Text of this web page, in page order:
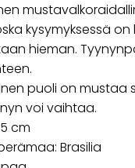
kysymyksessä
hieman.
puoli on mustaa
voi vaihtaa.
cm
Brasilia